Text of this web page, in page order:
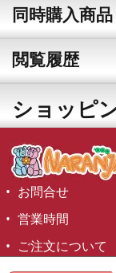
同時購入商品
閲覧履歴
ショッピ
お問合せ
営業時間
ご注文について
©1999-